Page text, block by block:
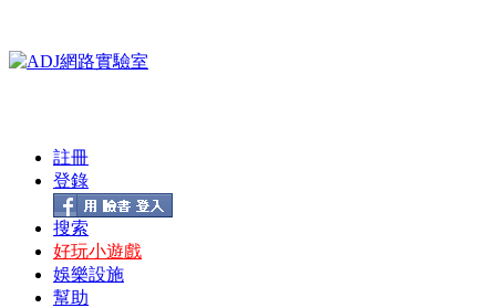
註冊
登錄
搜索
好玩小遊戲
娛樂設施
幫助